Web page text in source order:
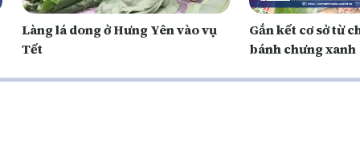
Làng lá dong ở Hưng Yên vào vụ
Tết
Gắn kết cơ sở từ
bánh chưng xanh